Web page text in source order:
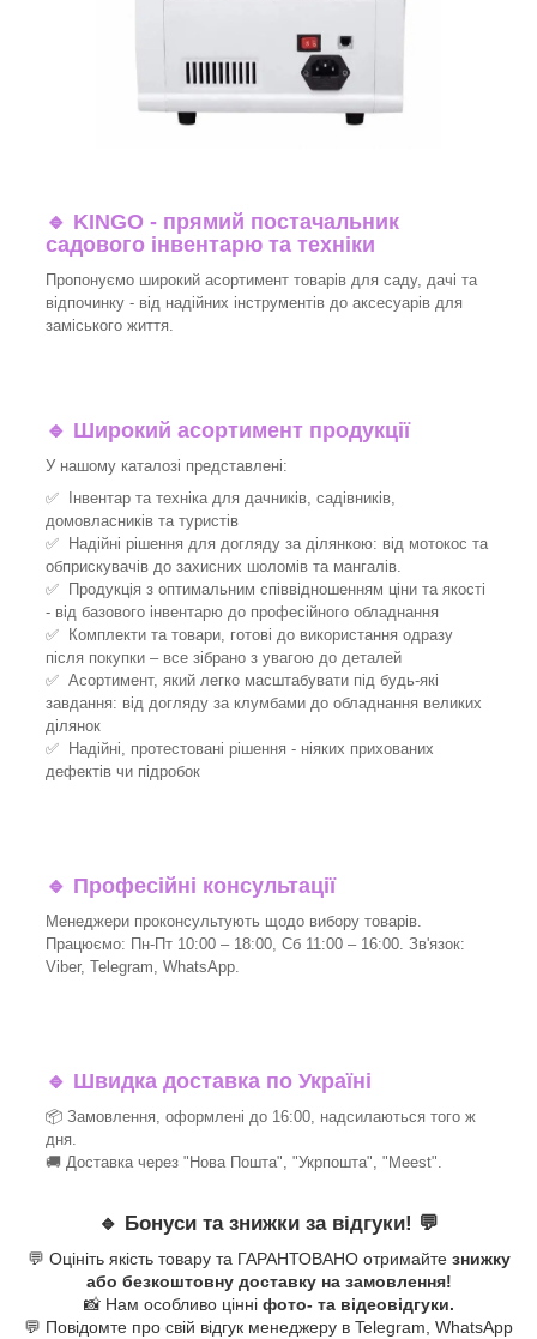
🔹 KINGO - прямий постачальник
садового інвентарю та техніки
Пропонуємо широкий асортимент товарів для саду, дачі та
відпочинку - від надійних інструментів до аксесуарів для
заміського життя.
🔹 Широкий асортимент продукції
У нашому каталозі представлені:
✅ Інвентар та техніка для дачників, садівників,
домовласників та туристів
✅ Надійні рішення для догляду за ділянкою: від мотокос та
обприскувачів до захисних шоломів та мангалів.
✅ Продукція з оптимальним співвідношенням ціни та якості
- від базового інвентарю до професійного обладнання
✅ Комплекти та товари, готові до використання одразу
після покупки – все зібрано з увагою до деталей
✅ Асортимент, який легко масштабувати під будь-які
завдання: від догляду за клумбами до обладнання великих
ділянок
✅ Надійні, протестовані рішення - ніяких прихованих
дефектів чи підробок
🔹 Професійні консультації
Менеджери проконсультують щодо вибору товарів.
Працюємо: Пн-Пт 10:00 – 18:00, Сб 11:00 – 16:00. Зв'язок:
Viber, Telegram, WhatsApp.
🔹 Швидка доставка по Україні
📦 Замовлення, оформлені до 16:00, надсилаються того ж
дня.
🚚 Доставка через "Нова Пошта", "Укрпошта", "Meest".
🔹 Бонуси та знижки за відгуки! 💬
💬 Оцініть якість товару та ГАРАНТОВАНО отримайте знижку
або безкоштовну доставку на замовлення!
📸 Нам особливо цінні фото- та відеовідгуки.
💬 Повідомте про свій відгук менеджеру в Telegram, WhatsApp